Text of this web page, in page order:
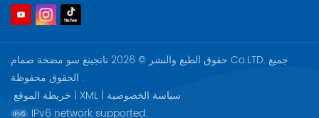
حقوق الطبع والنشر © 2026 نانجينغ سو مضخة صمام Co.LTD. جميع
الحقوق محفوظة .
خريطة الموقع | XML | سياسة الخصوصية
IPv6 network supported.